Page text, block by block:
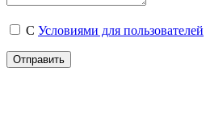
С Условиями для пользователей
Отправить